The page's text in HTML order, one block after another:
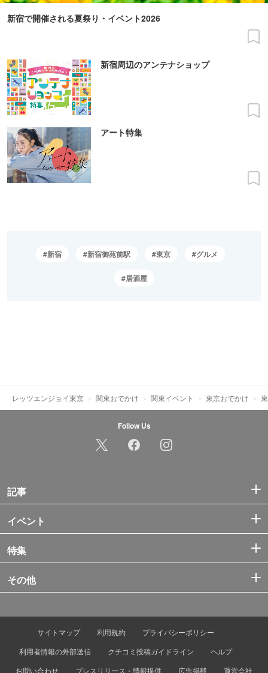
新宿で開催される夏祭り・イベント2026
新宿周辺のアンテナショップ
アート特集
新宿 新宿御苑前駅 東京 グルメ
居酒屋
レッツエンジョイ東京 関東おでかけ 関東イベント 東京おでかけ
Follow Us
記事
イベント
特集
その他
サイトマップ 利用規約
プライバシーポリシー
利用者情報の外部送信
クチコミ投稿ガイドライン
ヘルプ
お問い合わせ
プレスリリース・情報提供 広告掲載 運営会社